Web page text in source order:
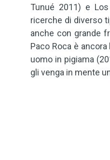
Tunué 2011) e
ricerche di diverso
anche con grande
Paco Roca è
uomo in pigiama
gli venga in mente